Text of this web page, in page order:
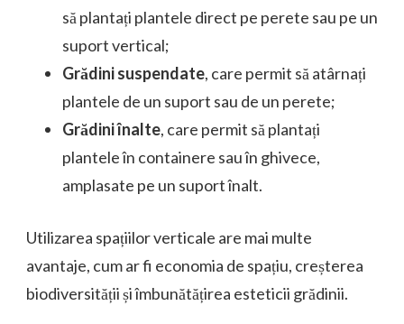
să plantați plantele direct pe perete sau pe un
suport vertical;
Grădini suspendate, care permit să atârnați
plantele de un suport sau de un perete;
Grădini înalte, care permit să plantați
plantele în containere sau în ghivece,
amplasate pe un suport înalt.
Utilizarea spațiilor verticale are mai multe
avantaje, cum ar fi economia de spațiu, creșterea
biodiversității și îmbunătățirea esteticii grădinii.